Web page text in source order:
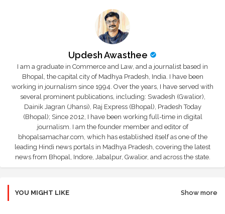
Updesh Awasthee
I am a graduate in Commerce and Law, and a journalist based in
Bhopal, the capital city of Madhya Pradesh, India. I have been
working in journalism since 1994. Over the years, I have served with
several prominent publications, including: Swadesh (Gwalior),
Dainik Jagran (Jhansi), Raj Express (Bhopal), Pradesh Today
(Bhopal); Since 2012, I have been working full-time in digital
journalism. I am the founder member and editor of
bhopalsamachar.com, which has established itself as one of the
leading Hindi news portals in Madhya Pradesh, covering the latest
news from Bhopal, Indore, Jabalpur, Gwalior, and across the state.
YOU MIGHT LIKE Show more